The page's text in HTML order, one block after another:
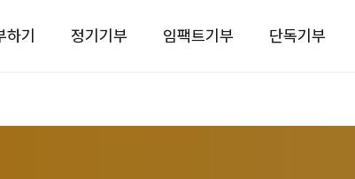
하기 정기기부 임팩트기부 단독기부